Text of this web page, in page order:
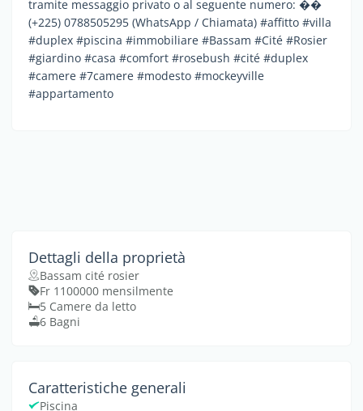
tramite messaggio privato o al seguente numero: ��
(+225) 0788505295 (WhatsApp / Chiamata) #affitto #villa
#duplex #piscina #immobiliare #Bassam #Cité #Rosier
#giardino #casa #comfort #rosebush #cité #duplex
#camere #7camere #modesto #mockeyville
#appartamento
Dettagli della proprietà
Bassam cité rosier
Fr 1100000 mensilmente
5 Camere da letto
6 Bagni
Caratteristiche generali
Piscina